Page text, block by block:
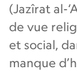
(Jazîrat al-
de vue
et social,
manque